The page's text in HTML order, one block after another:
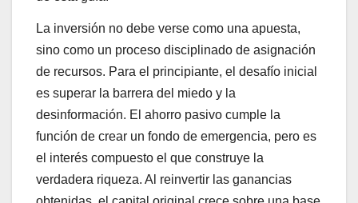
La inversión no debe verse como una apuesta,
sino como un proceso disciplinado de asignación
de recursos. Para el principiante, el desafío inicial
es superar la barrera del miedo y la
desinformación. El ahorro pasivo cumple la
función de crear un fondo de emergencia, pero es
el interés compuesto el que construye la
verdadera riqueza. Al reinvertir las ganancias